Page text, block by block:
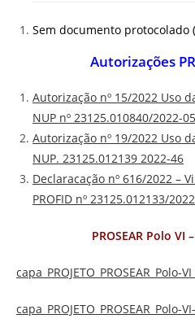
Sem documento protocolado
Autorizações
Autorização nº 15/2022 Uso
NUP nº 23125.010840/2022-05
Autorização nº 19/2022 Uso
NUP. 23125.012139 2022-46
Declaracação nº 616/2022 –
PROFID nº 23125.012133/
PROSEAR Polo VI
capa_PROJETO_PROSEAR_Polo-